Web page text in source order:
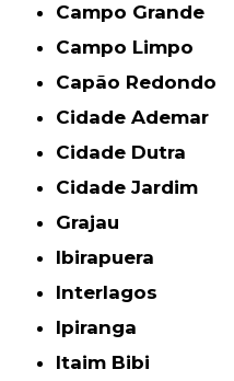
Campo Grande
Campo Limpo
Capão Redondo
Cidade Ademar
Cidade Dutra
Cidade Jardim
Grajau
Ibirapuera
Interlagos
Ipiranga
Itaim Bibi